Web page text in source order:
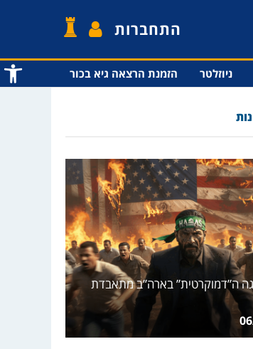
פתח
התחברות
ניוזלטר הזמנת הרצאה גיא בכור
ה”דמוקרטית” בארה”ב מתאבדת